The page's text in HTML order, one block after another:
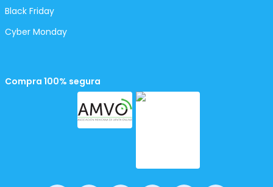
Black Friday
Cyber Monday
Compra 100% segura